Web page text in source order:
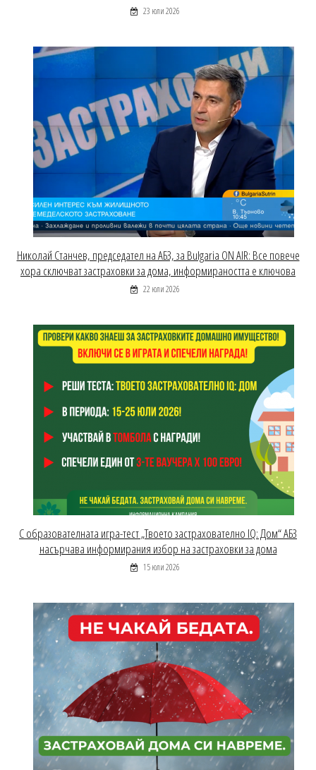
23 юли 2026
Николай Станчев, председател на АБЗ, за Bulgaria ON AIR: Все повече
хора сключват застраховки за дома, информираността е ключова
22 юли 2026
С образователната игра-тест „Твоето застрахователно IQ: Дом“ АБЗ
насърчава информирания избор на застраховки за дома
15 юли 2026